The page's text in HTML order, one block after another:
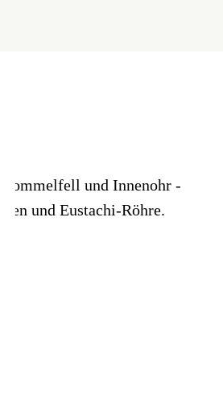
und Innenohr -
und Eustachi-Röhre.